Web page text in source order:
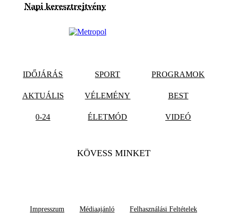
Napi keresztrejtvény
IDŐJÁRÁS SPORT PROGRAMOK
AKTUÁLIS VÉLEMÉNY BEST
0-24 ÉLETMÓD VIDEÓ
KÖVESS MINKET
Impresszum Médiaajánló Felhasználási Feltételek